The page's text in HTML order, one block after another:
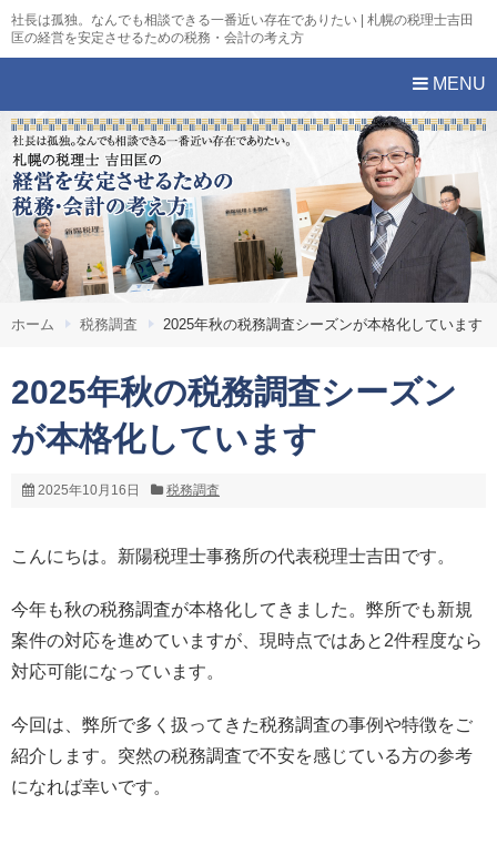
社長は孤独。なんでも相談できる一番近い存在でありたい | 札幌の税理士吉田
匡の経営を安定させるための税務・会計の考え方
MENU
ホーム 税務調査 2025年秋の税務調査シーズンが本格化しています
2025年秋の税務調査シーズン
が本格化しています
2025年10月16日 税務調査
こんにちは。新陽税理士事務所の代表税理士吉田です。
今年も秋の税務調査が本格化してきました。弊所でも新規
案件の対応を進めていますが、現時点ではあと2件程度なら
対応可能になっています。
今回は、弊所で多く扱ってきた税務調査の事例や特徴をご
紹介します。突然の税務調査で不安を感じている方の参考
になれば幸いです。